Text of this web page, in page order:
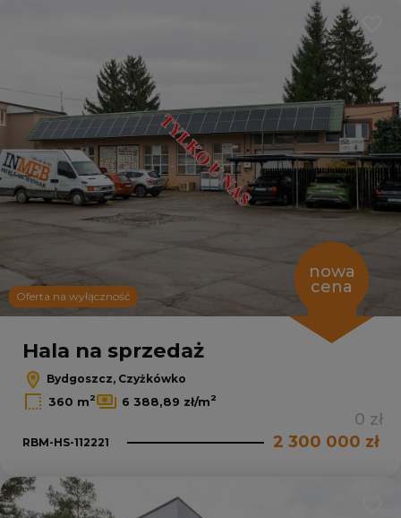
Leaflet|© OpenMapTiles© OpenStreetMap contributors
Oferta na wyłączność
nowa
cena
Hala na sprzedaż
Bydgoszcz, Czyżkówko
360 m2 6 388,89 zł/m2
0 zł
RBM-HS-112221 2 300 000 zł